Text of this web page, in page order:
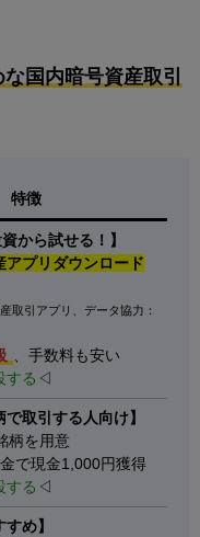
国内暗号資産取引
特徴
から試せる！】
アプリダウンロード
取引アプリ、データ協力：
、手数料も安い
する ◁
で取引する人向け】
柄を用意
で現金1,000円獲得
する ◁
め】